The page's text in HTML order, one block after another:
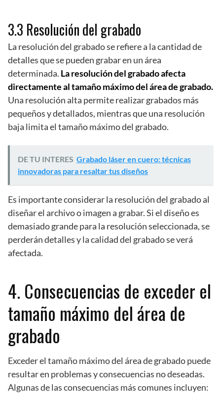
3.3 Resolución del grabado
La resolución del grabado se refiere a la cantidad de
detalles que se pueden grabar en un área
determinada. La resolución del grabado afecta
directamente al tamaño máximo del área de grabado.
Una resolución alta permite realizar grabados más
pequeños y detallados, mientras que una resolución
baja limita el tamaño máximo del grabado.
DE TU INTERES Grabado láser en cuero: técnicas
innovadoras para resaltar tus diseños
Es importante considerar la resolución del grabado al
diseñar el archivo o imagen a grabar. Si el diseño es
demasiado grande para la resolución seleccionada, se
perderán detalles y la calidad del grabado se verá
afectada.
4. Consecuencias de exceder el
tamaño máximo del área de
grabado
Exceder el tamaño máximo del área de grabado puede
resultar en problemas y consecuencias no deseadas.
Algunas de las consecuencias más comunes incluyen: